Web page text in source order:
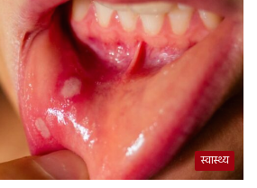
स्वास्थ्य